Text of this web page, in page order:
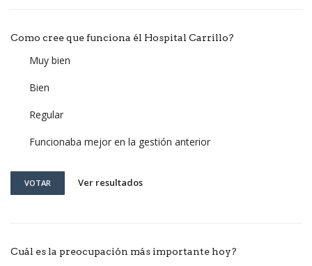
Como cree que funciona él Hospital Carrillo?
Muy bien
Bien
Regular
Funcionaba mejor en la gestión anterior
VOTAR Ver resultados
Cuál es la preocupación más importante hoy?